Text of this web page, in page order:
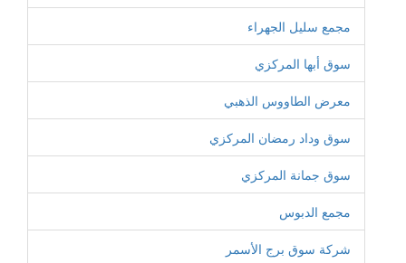
مجمع سليل الجهراء
سوق أبها المركزي
معرض الطاووس الذهبي
سوق وداد رمضان المركزي
سوق جمانة المركزي
مجمع الدبوس
شركة سوق برج الأسمر